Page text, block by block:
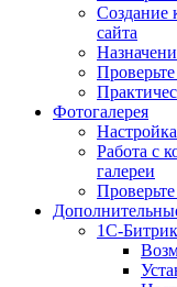
Создание
сайта
Проверьте
Фотогалерея
Работа с
галереи
Проверьте
1С-